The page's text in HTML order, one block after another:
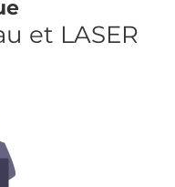
et LASER